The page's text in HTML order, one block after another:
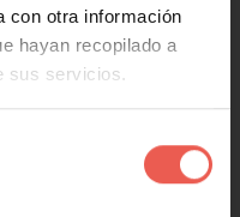
con otra información
hayan recopilado a
sus servicios.